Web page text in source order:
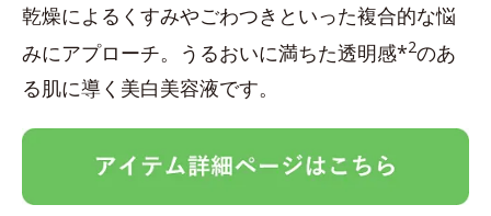
乾燥によるくすみやごわつきといった複合的な悩
みにアプローチ。うるおいに満ちた透明感*2のあ
る肌に導く美白美容液です。